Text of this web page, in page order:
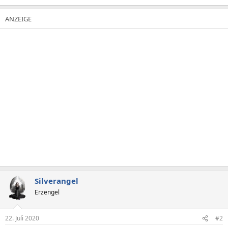
Silverangel
Erzengel
22. Juli 2020 #2